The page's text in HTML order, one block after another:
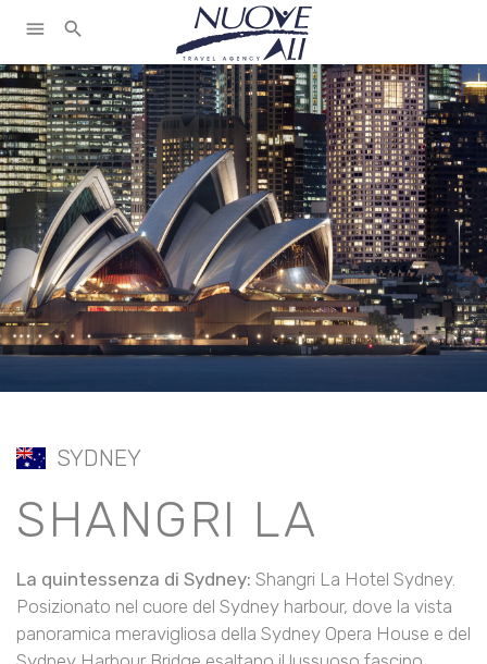
menu search
SYDNEY
SHANGRI LA
La quintessenza di Sydney: Shangri La Hotel Sydney.
Posizionato nel cuore del Sydney harbour, dove la vista
panoramica meravigliosa della Sydney Opera House e del